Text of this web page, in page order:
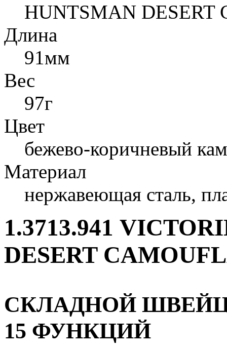
HUNTSMAN DESERT
Длина
91мм
Вес
97г
Цвет
бежево-коричневый
Материал
нержавеющая сталь,
1.3713.941
DESERT
СКЛАДНОЙ
15 ФУНКЦИЙ